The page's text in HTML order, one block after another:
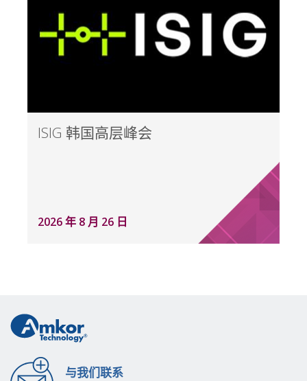
ISIG 韩国高层峰会
2026 年 8 月 26 日
与我们联系